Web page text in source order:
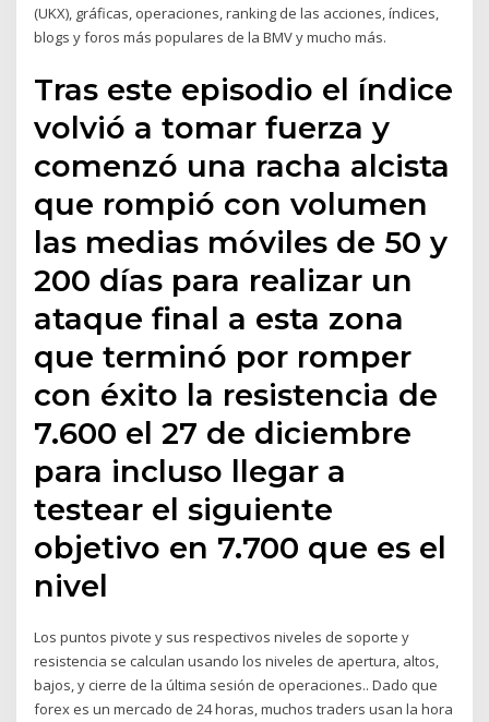
(UKX), gráficas, operaciones, ranking de las acciones, índices,
blogs y foros más populares de la BMV y mucho más.
Tras este episodio el índice
volvió a tomar fuerza y
comenzó una racha alcista
que rompió con volumen
las medias móviles de 50 y
200 días para realizar un
ataque final a esta zona
que terminó por romper
con éxito la resistencia de
7.600 el 27 de diciembre
para incluso llegar a
testear el siguiente
objetivo en 7.700 que es el
nivel
Los puntos pivote y sus respectivos niveles de soporte y
resistencia se calculan usando los niveles de apertura, altos,
bajos, y cierre de la última sesión de operaciones.. Dado que
forex es un mercado de 24 horas, muchos traders usan la hora